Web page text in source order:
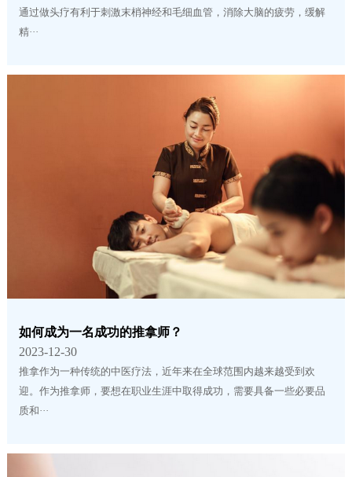
通过做头疗有利于刺激末梢神经和毛细血管，消除大脑的疲劳，缓解
精···
如何成为一名成功的推拿师？
2023-12-30
推拿作为一种传统的中医疗法，近年来在全球范围内越来越受到欢
迎。作为推拿师，要想在职业生涯中取得成功，需要具备一些必要品
质和···